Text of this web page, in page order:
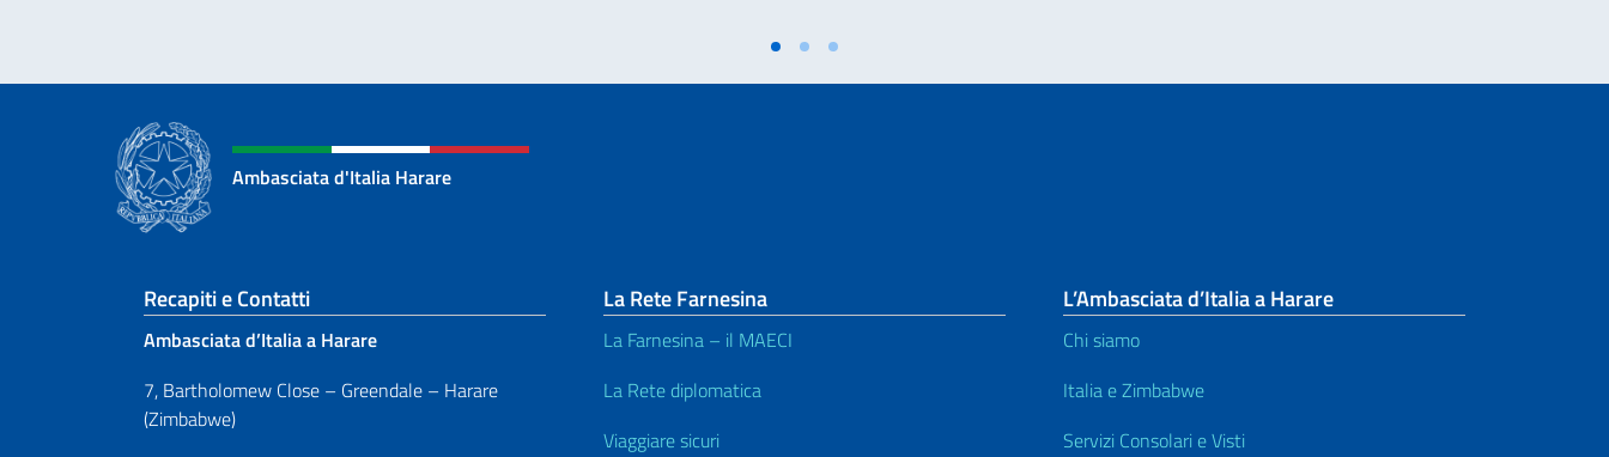
Ambasciata d'Italia Harare
Sezione footer
Recapiti e Contatti
Ambasciata d’Italia a Harare
7, Bartholomew Close – Greendale – Harare
(Zimbabwe)
La Rete Farnesina
La Farnesina – il MAECI
La Rete diplomatica
Viaggiare sicuri
L’Ambasciata d’Italia a Harare
Chi siamo
Italia e Zimbabwe
Servizi Consolari e Visti